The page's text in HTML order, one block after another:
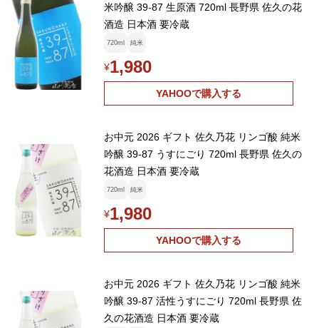
米吟醸 39-87 生原酒 720ml 長野県 佐久の花
酒造 日本酒 要冷蔵
720ml 純米
¥1,980
YAHOOで購入する
お中元 2026 ギフト 佐久乃花 リンゴ酸 純米
吟醸 39-87 うすにごり 720ml 長野県 佐久の
花酒造 日本酒 要冷蔵
720ml 純米
¥1,980
YAHOOで購入する
お中元 2026 ギフト 佐久乃花 リンゴ酸 純米
吟醸 39-87 活性うすにごり 720ml 長野県 佐
久の花酒造 日本酒 要冷蔵